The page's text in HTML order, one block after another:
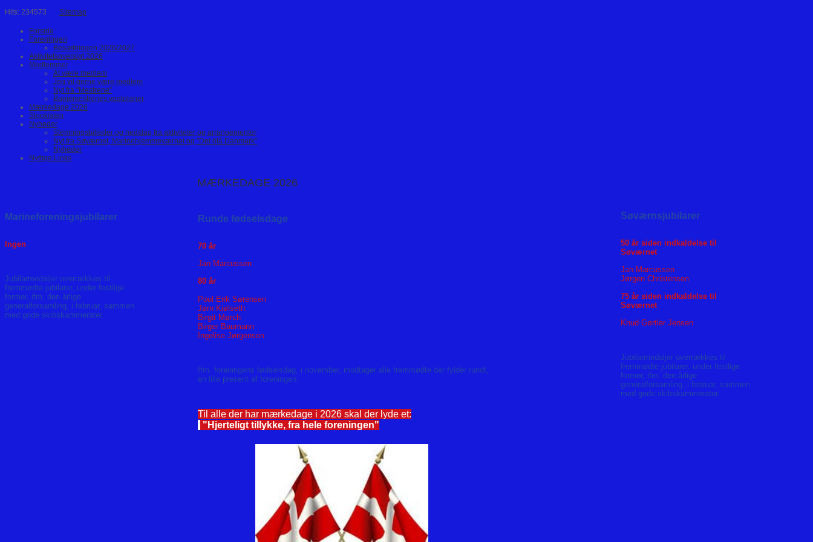
Hits: 234573 Sitemap
Forside
Foreningen
Besætningen 2026/2027
Aktivitetsoversigt 2026
Medlemmer
At være medlem
Jeg vil gerne være medlem
Nyt fra "Mestrene"
Banjemestrenes vagtplaner
Mærkedage 2026
Slopkisten
Nyheder
Stemningsbilleder og nedslag fra aktiviteter og arrangementer
Nyt fra Søværnet, Marinehjemmeværnet og "Det blå Danmark"
Nyheder
Nyttige Links
Marineforeningsjubilarer
Ingen
Jubilarmedaljer overrækkes til
fremmødte jubilarer, under festlige
former, ifm. den årlige
generalforsamling, i februar, sammen
med gode skibskammerater.
MÆRKEDAGE 2026
Runde fødselsdage
70 år
Jan Marcussen
80 år
Poul Erik Sørensen
Jørn Kiølseth
Birgit Mørch
Birger Baumann
Ingelise Jørgensen
Ifm. foreningens fødselsdag, i november, modtager alle fremmødte der fylder rundt,
en lille present af foreningen.
Til alle der har mærkedage i 2026 skal der lyde et:
"Hjerteligt tillykke, fra hele foreningen"
Søværnsjubilarer
50 år siden indkaldelse til
Søværnet
Jan Marcussen
Jørgen Christensen
75 år siden indkaldelse til
Søværnet
Knud Gørtler Jensen
Jubilarmedaljer overrækkes til
fremmødte jubilarer, under festlige
former, ifm. den årlige
generalforsamling, i februar, sammen
med gode skibskammerater.